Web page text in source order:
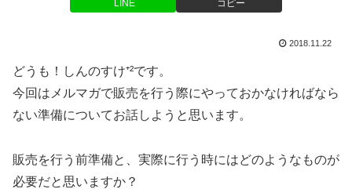
LINE コピー
2018.11.22
どうも！しんのすけ⁺²です。
今回はメルマガで販売を行う際にやっておかなければなら
ない準備についてお話しようと思います。
販売を行う前準備と、実際に行う時にはどのようなものが
必要だと思いますか？